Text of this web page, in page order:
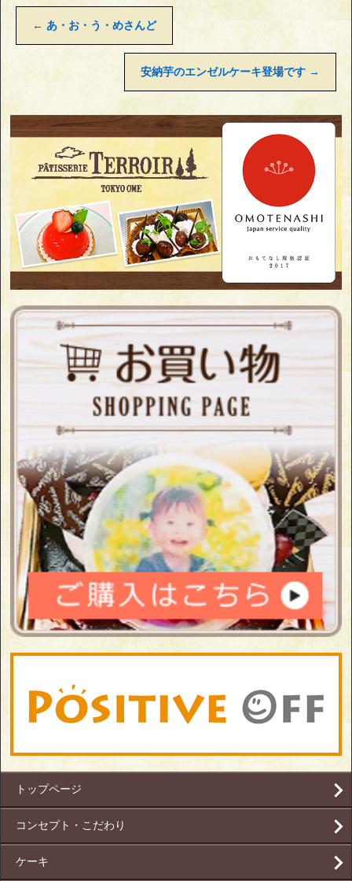
← あ・お・う・めさんど
安納芋のエンゼルケーキ登場です →
トップページ
コンセプト・こだわり
ケーキ